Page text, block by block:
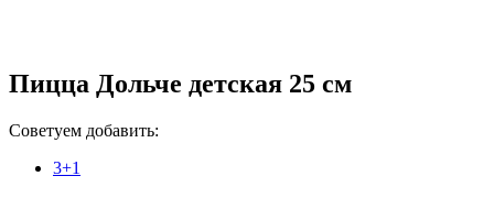
Пицца Дольче детская 25 см
Советуем добавить:
3+1